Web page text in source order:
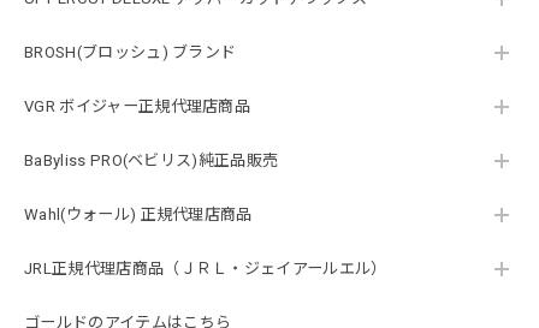
BROSH(ブロッシュ) ブランド
VGR ボイジャー正規代理店商品
BaByliss PRO(ベビリス)純正品販売
Wahl(ウォール) 正規代理店商品
JRL正規代理店商品（ＪＲＬ・ジェイアールエル）
ゴールドのアイテムはこちら